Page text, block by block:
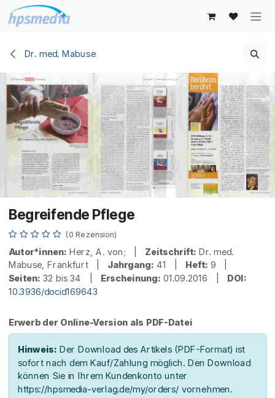
Zum Inhalt springen
Dr. med. Mabuse
Begreifende Pflege
(0 Rezension)
Autor*innen: Herz, A. von; | Zeitschrift: Dr. med.
Mabuse, Frankfurt | Jahrgang: 41 | Heft: 9 |
Seiten: 32 bis 34 | Erscheinung: 01.09.2016 | DOI:
10.3936/docid169643
Erwerb der Online-Version als PDF-Datei
Hinweis: Der Download des Artikels (PDF-Format) ist
sofort nach dem Kauf/Zahlung möglich. Den Download
können Sie in Ihrem Kundenkonto unter
https://hpsmedia-verlag.de/my/orders/ vornehmen.